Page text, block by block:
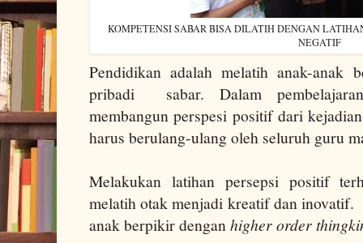
KOMPETENSI SABAR BISA DILATIH DENGAN
NEGATIF
Pendidikan adalah melatih anak-anak
pribadi sabar. Dalam
membangun perspesi positif dari
harus berulang-ulang oleh seluruh guru
Melakukan latihan persepsi positif
melatih otak menjadi kreatif dan inovatif.
anak berpikir denganhigher order